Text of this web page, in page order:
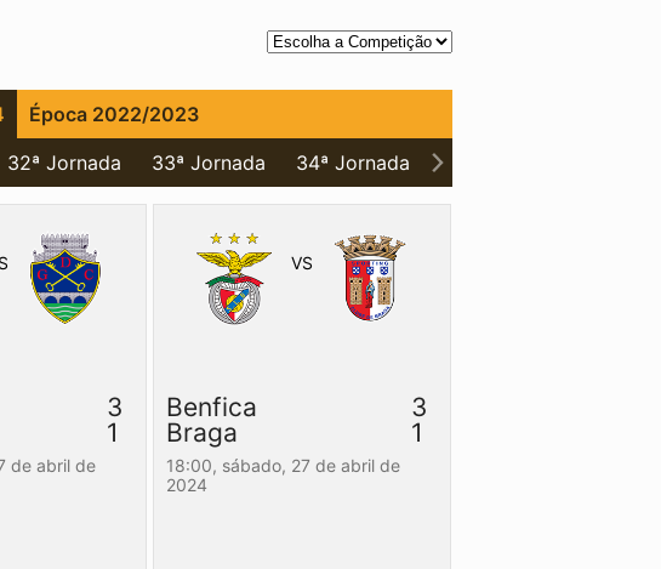
Época 2022/2023
32ª Jornada 33ª Jornada 34ª Jornada
3
1
de abril de
VS
Benfica
3
Braga
1
18:00, sábado, 27 de abril de
2024